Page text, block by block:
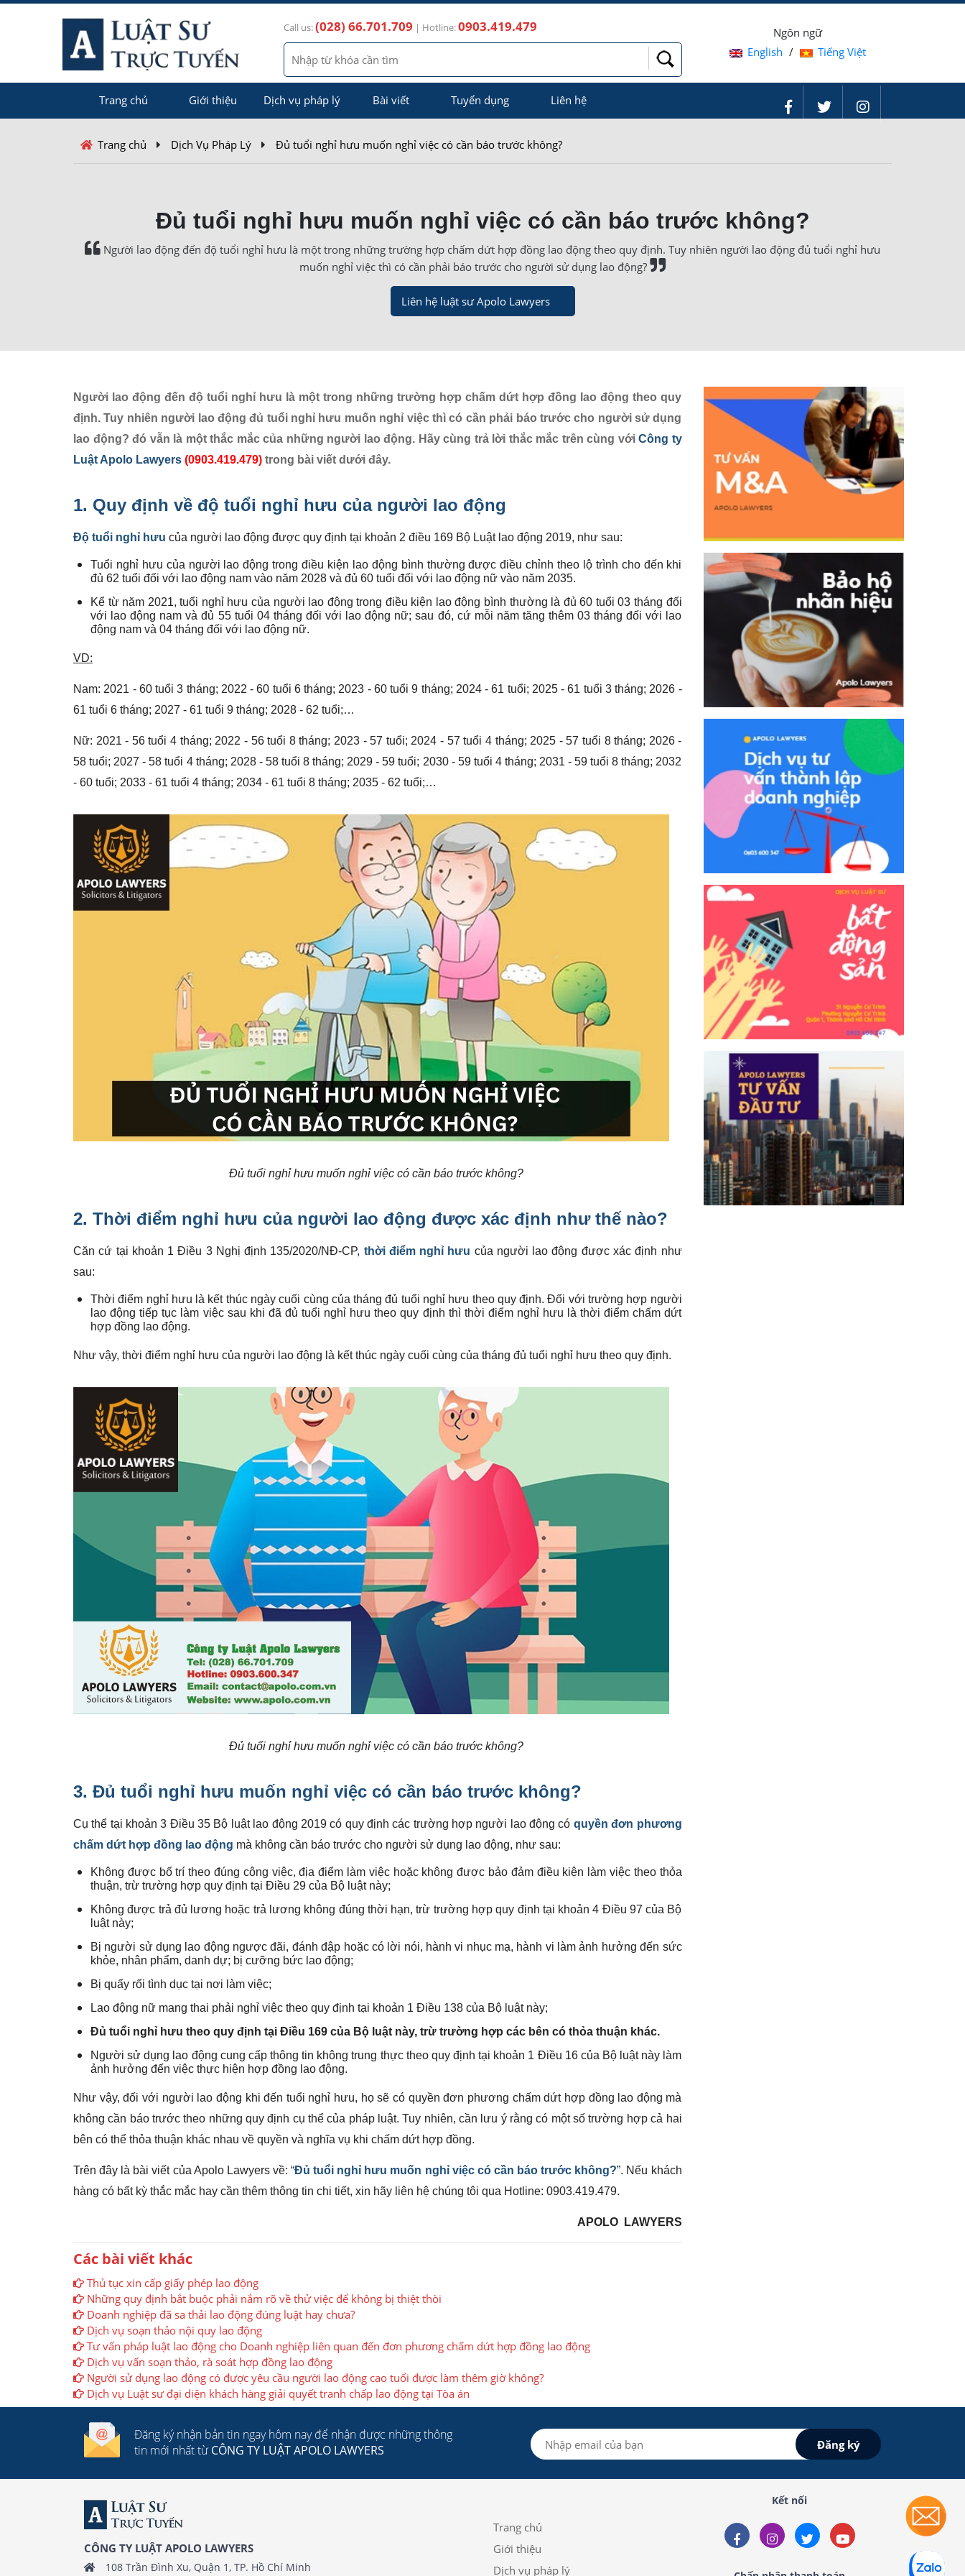
Call us:(028) 66.701.709 | Hotline:0903.419.479
Ngôn ngữ
English / Tiếng Việt
Trang chủ Giới thiệu Dịch vụ pháp lý Bài viết Tuyển dụng Liên hệ
Trang chủ Dịch Vụ Pháp Lý Đủ tuổi nghỉ hưu muốn nghỉ việc có cần báo trước không?
Đủ tuổi nghỉ hưu muốn nghỉ việc có cần báo trước không?
Người lao động đến độ tuổi nghỉ hưu là một trong những trường hợp chấm dứt hợp đồng lao động theo quy định. Tuy nhiên người lao động đủ tuổi nghỉ hưu
muốn nghỉ việc thì có cần phải báo trước cho người sử dụng lao động?
Liên hệ luật sư Apolo Lawyers
Người lao động đến độ tuổi nghỉ hưu là một trong những trường hợp chấm dứt hợp đồng lao động theo quy
định. Tuy nhiên người lao động đủ tuổi nghỉ hưu muốn nghỉ việc thì có cần phải báo trước cho người sử dụng
lao động? đó vẫn là một thắc mắc của những người lao động. Hãy cùng trả lời thắc mắc trên cùng với Công ty
Luật Apolo Lawyers (0903.419.479) trong bài viết dưới đây.
1. Quy định về độ tuổi nghỉ hưu của người lao động
Độ tuổi nghỉ hưu của người lao động được quy định tại khoản 2 điều 169 Bộ Luật lao động 2019, như sau:
Tuổi nghỉ hưu của người lao động trong điều kiện lao động bình thường được điều chỉnh theo lộ trình cho đến khi
đủ 62 tuổi đối với lao động nam vào năm 2028 và đủ 60 tuổi đối với lao động nữ vào năm 2035.
Kể từ năm 2021, tuổi nghỉ hưu của người lao động trong điều kiện lao động bình thường là đủ 60 tuổi 03 tháng đối
với lao động nam và đủ 55 tuổi 04 tháng đối với lao động nữ; sau đó, cứ mỗi năm tăng thêm 03 tháng đối với lao
động nam và 04 tháng đối với lao động nữ.
VD:
Nam: 2021 - 60 tuổi 3 tháng; 2022 - 60 tuổi 6 tháng; 2023 - 60 tuổi 9 tháng; 2024 - 61 tuổi; 2025 - 61 tuổi 3 tháng; 2026 -
61 tuổi 6 tháng; 2027 - 61 tuổi 9 tháng; 2028 - 62 tuổi;…
Nữ: 2021 - 56 tuổi 4 tháng; 2022 - 56 tuổi 8 tháng; 2023 - 57 tuổi; 2024 - 57 tuổi 4 tháng; 2025 - 57 tuổi 8 tháng; 2026 -
58 tuổi; 2027 - 58 tuổi 4 tháng; 2028 - 58 tuổi 8 tháng; 2029 - 59 tuổi; 2030 - 59 tuổi 4 tháng; 2031 - 59 tuổi 8 tháng; 2032
- 60 tuổi; 2033 - 61 tuổi 4 tháng; 2034 - 61 tuổi 8 tháng; 2035 - 62 tuổi;…
Đủ tuổi nghỉ hưu muốn nghỉ việc có cần báo trước không?
2. Thời điểm nghỉ hưu của người lao động được xác định như thế nào?
Căn cứ tại khoản 1 Điều 3 Nghị định 135/2020/NĐ-CP, thời điểm nghỉ hưu của người lao động được xác định như
sau:
Thời điểm nghỉ hưu là kết thúc ngày cuối cùng của tháng đủ tuổi nghỉ hưu theo quy định. Đối với trường hợp người
lao động tiếp tục làm việc sau khi đã đủ tuổi nghỉ hưu theo quy định thì thời điểm nghỉ hưu là thời điểm chấm dứt
hợp đồng lao động.
Như vậy, thời điểm nghỉ hưu của người lao động là kết thúc ngày cuối cùng của tháng đủ tuổi nghỉ hưu theo quy định.
Đủ tuổi nghỉ hưu muốn nghỉ việc có cần báo trước không?
3. Đủ tuổi nghỉ hưu muốn nghỉ việc có cần báo trước không?
Cụ thể tại khoản 3 Điều 35 Bộ luật lao động 2019 có quy định các trường hợp người lao động có quyền đơn phương
chấm dứt hợp đồng lao động mà không cần báo trước cho người sử dụng lao động, như sau:
Không được bố trí theo đúng công việc, địa điểm làm việc hoặc không được bảo đảm điều kiện làm việc theo thỏa
thuận, trừ trường hợp quy định tại Điều 29 của Bộ luật này;
Không được trả đủ lương hoặc trả lương không đúng thời hạn, trừ trường hợp quy định tại khoản 4 Điều 97 của Bộ
luật này;
Bị người sử dụng lao động ngược đãi, đánh đập hoặc có lời nói, hành vi nhục mạ, hành vi làm ảnh hưởng đến sức
khỏe, nhân phẩm, danh dự; bị cưỡng bức lao động;
Bị quấy rối tình dục tại nơi làm việc;
Lao động nữ mang thai phải nghỉ việc theo quy định tại khoản 1 Điều 138 của Bộ luật này;
Đủ tuổi nghỉ hưu theo quy định tại Điều 169 của Bộ luật này, trừ trường hợp các bên có thỏa thuận khác.
Người sử dụng lao động cung cấp thông tin không trung thực theo quy định tại khoản 1 Điều 16 của Bộ luật này làm
ảnh hưởng đến việc thực hiện hợp đồng lao động.
Như vậy, đối với người lao động khi đến tuổi nghỉ hưu, họ sẽ có quyền đơn phương chấm dứt hợp đồng lao động mà
không cần báo trước theo những quy định cụ thể của pháp luật. Tuy nhiên, cần lưu ý rằng có một số trường hợp cả hai
bên có thể thỏa thuận khác nhau về quyền và nghĩa vụ khi chấm dứt hợp đồng.
Trên đây là bài viết của Apolo Lawyers về: “Đủ tuổi nghỉ hưu muốn nghỉ việc có cần báo trước không?”. Nếu khách
hàng có bất kỳ thắc mắc hay cần thêm thông tin chi tiết, xin hãy liên hệ chúng tôi qua Hotline: 0903.419.479.
APOLO LAWYERS
Các bài viết khác
Thủ tục xin cấp giấy phép lao động
Những quy định bắt buộc phải nắm rõ về thử việc để không bị thiệt thòi
Doanh nghiệp đã sa thải lao động đúng luật hay chưa?
Dịch vụ soạn thảo nội quy lao động
Tư vấn pháp luật lao động cho Doanh nghiệp liên quan đến đơn phương chấm dứt hợp đồng lao động
Dịch vụ vấn soạn thảo, rà soát hợp đồng lao động
Người sử dụng lao động có được yêu cầu người lao động cao tuổi được làm thêm giờ không?
Dịch vụ Luật sư đại diện khách hàng giải quyết tranh chấp lao động tại Tòa án
Đăng ký nhận bản tin ngay hôm nay để nhận được những thông
tin mới nhất từCÔNG TY LUẬT APOLO LAWYERS
CÔNG TY LUẬT APOLO LAWYERS
108 Trần Đình Xu, Quận 1, TP. Hồ Chí Minh
Trang chủ
Giới thiệu
Dịch vụ pháp lý
Kết nối